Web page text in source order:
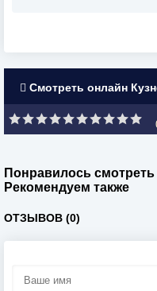
Смотреть онлайн
Понравилось смотреть
Рекомендуем также
ОТЗЫВОВ (0)